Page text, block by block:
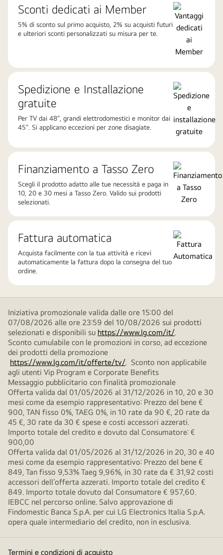
Sconti dedicati ai Member
5% di sconto sul primo acquisto, 2% su acquisti futuri
e ulteriori sconti personalizzati su misura per te.
Spedizione e Installazione
gratuite
Per TV dai 48", grandi elettrodomestici e monitor dai
45". Si applicano eccezioni per zone disagiate.
Finanziamento a Tasso Zero
Scegli il prodotto adatto alle tue necessità e paga in
10, 20 e 30 mesi a Tasso Zero. Valido sui prodotti
selezionati.
Fattura automatica
Acquista facilmente con la tua attività e ricevi
automaticamente la fattura dopo la consegna del tuo
ordine.
Iniziativa promozionale valida dalle ore 15:00 del
07/08/2026 alle ore 23:59 del 10/08/2026 sui prodotti
selezionati e disponibili su https://www.lg.com/it/.
Sconto cumulabile con le promozioni in corso, ad eccezione
dei prodotti della promozione
https://www.lg.com/it/offerte/tv/. Sconto non applicabile
agli utenti Vip Program e Corporate Benefits
Messaggio pubblicitario con finalità promozionale
Offerta valida dal 01/05/2026 al 31/12/2026 in 10, 20 e 30
mesi come da esempio rappresentativo: Prezzo del bene €
900, TAN fisso 0%, TAEG 0%, in 10 rate da 90 €, 20 rate da
45 €, 30 rate da 30 € spese e costi accessori azzerati.
Importo totale del credito e dovuto dal Consumatore: €
900,00
Offerta valida dal 01/05/2026 al 31/12/2026 in 20, 30 e 40
mesi come da esempio rappresentativo: Prezzo del bene €
849, Tan fisso 9,53% Taeg 9,96%, in 30 rate da € 31,92 costi
accessori dell’offerta azzerati. Importo totale del credito €
849. Importo totale dovuto dal Consumatore € 957,60.
IEBCC nel percorso online. Salvo approvazione di
Findomestic Banca S.p.A. per cui LG Electronics Italia S.p.A.
opera quale intermediario del credito, non in esclusiva.
Termini e condizioni di acquisto